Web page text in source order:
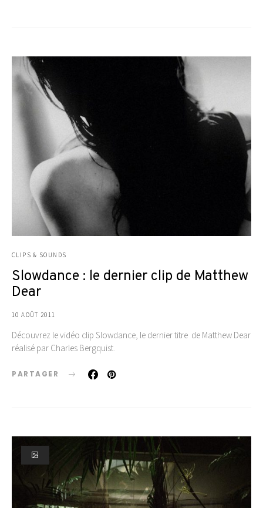
CLIPS & SOUNDS
Slowdance : le dernier clip de Matthew
Dear
10 AOÛT 2011
Découvrez le vidéo clip Slowdance, le dernier titre de Matthew Dear
réalisé par Charles Bergquist.
PARTAGER